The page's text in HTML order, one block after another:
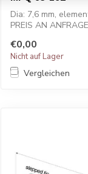
Dia: 7,6 mm,
PREIS AN ANFRAGE
€0,00
Nicht auf Lager
Vergleichen